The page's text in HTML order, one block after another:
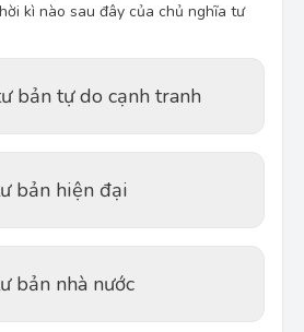
kì nào sau đây của chủ nghĩa tư
bản tự do cạnh tranh
bản hiện đại
bản nhà nước